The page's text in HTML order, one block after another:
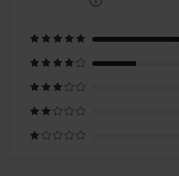
Baserat
på
3
betyg